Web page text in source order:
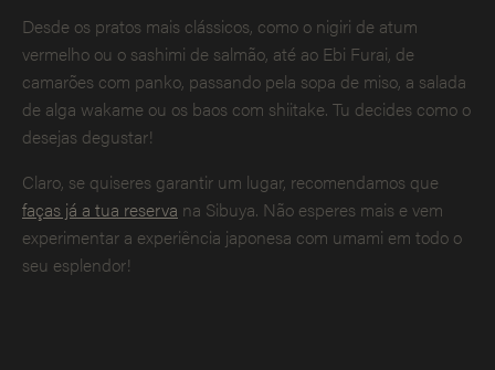
Desde os pratos mais clássicos, como o nigiri de atum
vermelho ou o sashimi de salmão, até ao Ebi Furai, de
camarões com panko, passando pela sopa de miso, a salada
de alga wakame ou os baos com shiitake. Tu decides como o
desejas degustar!
Claro, se quiseres garantir um lugar, recomendamos que
faças já a tua reserva na Sibuya. Não esperes mais e vem
experimentar a experiência japonesa com umami em todo o
seu esplendor!